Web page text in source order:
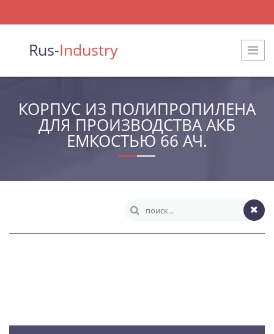
Rus-Industry
КОРПУС ИЗ ПОЛИПРОПИЛЕНА
ДЛЯ ПРОИЗВОДСТВА АКБ
ЕМКОСТЬЮ 66 АЧ.